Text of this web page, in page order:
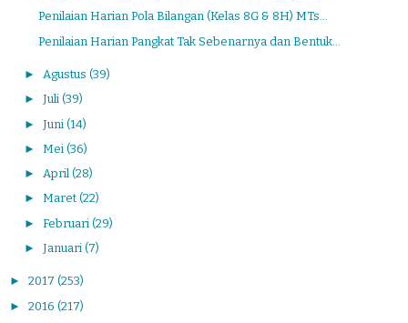
Penilaian Harian Pola Bilangan (Kelas 8G & 8H) MTs...
Penilaian Harian Pangkat Tak Sebenarnya dan Bentuk...
► Agustus (39)
► Juli (39)
► Juni (14)
► Mei (36)
► April (28)
► Maret (22)
► Februari (29)
► Januari (7)
► 2017 (253)
► 2016 (217)